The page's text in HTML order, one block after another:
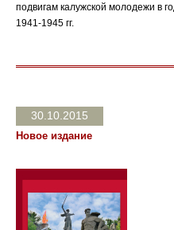
подвигам калужской молодежи в
1941-1945 гг.
30.10.2015
Новое издание